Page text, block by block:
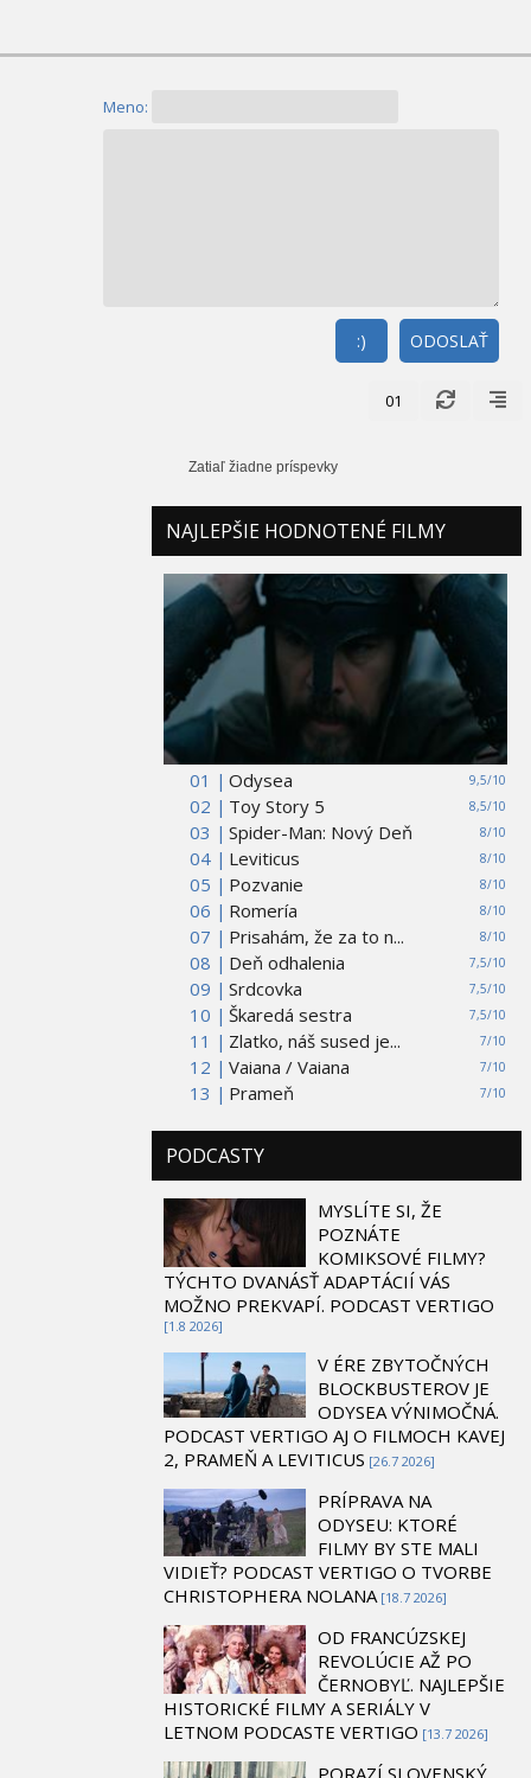
Meno:
ODOSLAŤ
:)
01
Zatiaľ žiadne príspevky
NAJLEPŠIE HODNOTENÉ FILMY
01 | 9,5/10
Odysea
02 |
8,5/10
Toy Story 5
03 |
8/10
Spider-Man: Nový Deň
04 |
8/10
Leviticus
05 |
8/10
Pozvanie
06 |
8/10
Romería
07 |
8/10
Prisahám, že za to n...
08 |
7,5/10
Deň odhalenia
09 |
7,5/10
Srdcovka
10 |
7,5/10
Škaredá sestra
11 |
7/10
Zlatko, náš sused je...
12 |
7/10
Vaiana / Vaiana
13 |
7/10
Prameň
PODCASTY
MYSLÍTE SI, ŽE
POZNÁTE
KOMIKSOVÉ FILMY?
TÝCHTO DVANÁSŤ ADAPTÁCIÍ VÁS
MOŽNO PREKVAPÍ. PODCAST VERTIGO
[1.8 2026]
V ÉRE ZBYTOČNÝCH
BLOCKBUSTEROV JE
ODYSEA VÝNIMOČNÁ.
PODCAST VERTIGO AJ O FILMOCH KAVEJ
2, PRAMEŇ A LEVITICUS [26.7 2026]
PRÍPRAVA NA
ODYSEU: KTORÉ
FILMY BY STE MALI
VIDIEŤ? PODCAST VERTIGO O TVORBE
CHRISTOPHERA NOLANA [18.7 2026]
OD FRANCÚZSKEJ
REVOLÚCIE AŽ PO
ČERNOBYĽ. NAJLEPŠIE
HISTORICKÉ FILMY A SERIÁLY V
LETNOM PODCASTE VERTIGO [13.7 2026]
PORAZÍ SLOVENSKÝ